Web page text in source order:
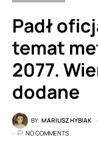
Padł
temat
2077.
dodane
BY MARIUSZ HYBIAK
NO COMMENTS